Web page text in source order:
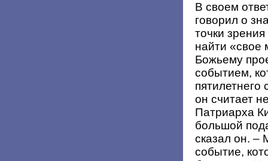
В своем
говорил о
точки
найти «свое
Божьему
событием,
пятилетнего
он считает
Патриарха
большой
сказал он. –
событие,